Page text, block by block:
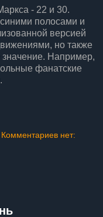
- 22 и 30.
полосами и
версией
но также
значение. Например,
фанатские
Комментариев нет: